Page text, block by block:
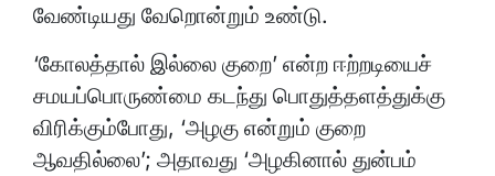
வேண்டியது வேறொன்றும் உண்டு.
‘கோலத்தால் இல்லை குறை’ என்ற ஈற்றடியைச்
சமயப்பொருண்மை கடந்து பொதுத்தளத்துக்கு
விரிக்கும்போது, ‘அழகு என்றும் குறை
ஆவதில்லை’; அதாவது ‘அழகினால் துன்பம்